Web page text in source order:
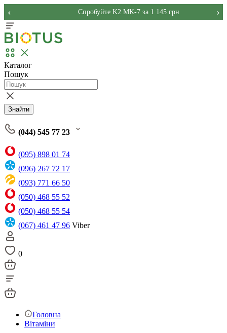
Спробуйте K2 MK-7 за 1 145 грн
‹ ›
Каталог
Пошук
Знайти
(044) 545 77 23
(095) 898 01 74
(096) 267 72 17
(093) 771 66 50
(050) 468 55 52
(050) 468 55 54
(067) 461 47 96 Viber
0
Головна
Вітаміни